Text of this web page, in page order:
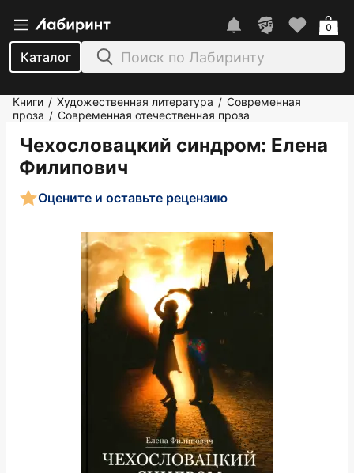
Каталог
0
Книги / Художественная литература / Современная
проза / Современная отечественная проза
Чехословацкий синдром: Елена
Филипович
Оцените и оставьте рецензию